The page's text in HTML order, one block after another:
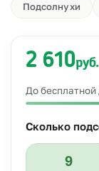
Подсолнухи
2 610руб.
До
Сколько
9